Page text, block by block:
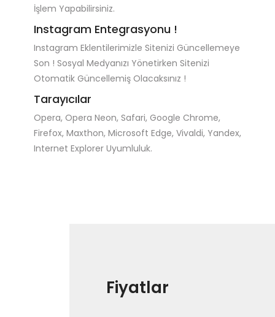
İşlem Yapabilirsiniz.
Instagram Entegrasyonu !
Instagram Eklentilerimizle Sitenizi Güncellemeye
Son ! Sosyal Medyanızı Yönetirken Sitenizi
Otomatik Güncellemiş Olacaksınız !
Tarayıcılar
Opera, Opera Neon, Safari, Google Chrome,
Firefox, Maxthon, Microsoft Edge, Vivaldi, Yandex,
Internet Explorer Uyumluluk.
Fiyatlar